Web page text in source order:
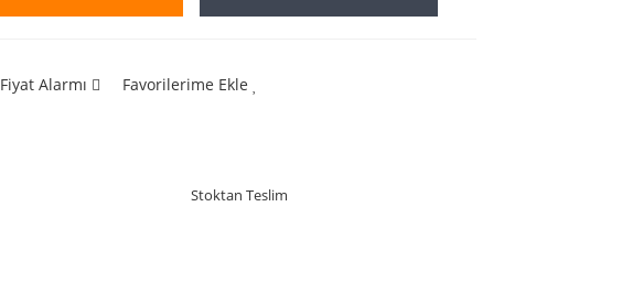
Fiyat Alarmı Favorilerime Ekle
Stoktan Teslim